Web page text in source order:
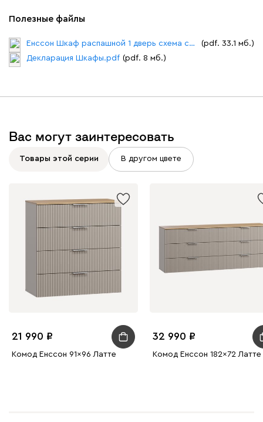
Полезные файлы
Енссон Шкаф распашной 1 дверь схема сборки.pdf
(pdf. 33.1 мб.)
Декларация Шкафы.pdf (pdf. 8 мб.)
Вас могут заинтересовать
Товары этой серии В другом цвете
21 990
Комод Енссон 91x96 Латте
32 990
Комод Енссон 182x72 Латте